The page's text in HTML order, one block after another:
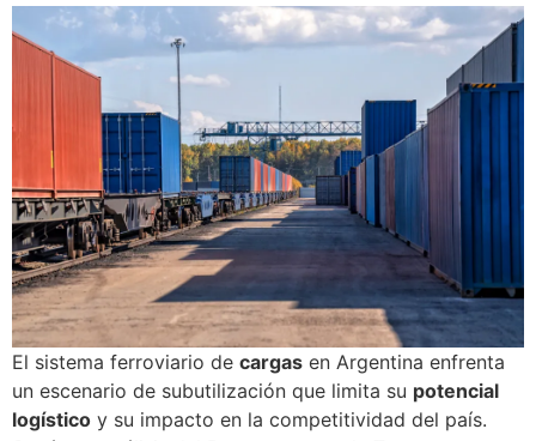
El sistema ferroviario de cargas en Argentina enfrenta
un escenario de subutilización que limita su potencial
logístico y su impacto en la competitividad del país.